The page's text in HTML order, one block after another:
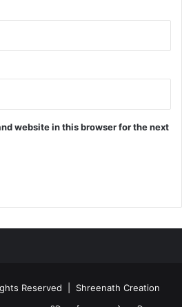
website in this browser for the next
Reserved | Shreenath Creation